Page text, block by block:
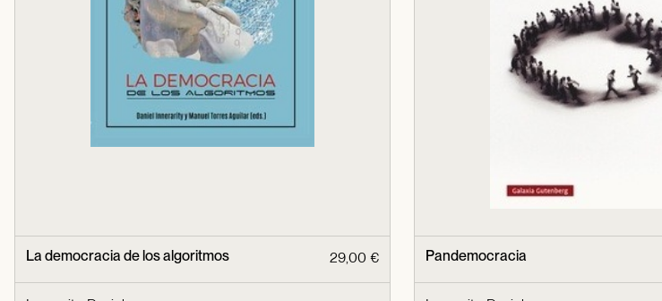
La democracia de los algoritmos 29,00 € Pandemocracia